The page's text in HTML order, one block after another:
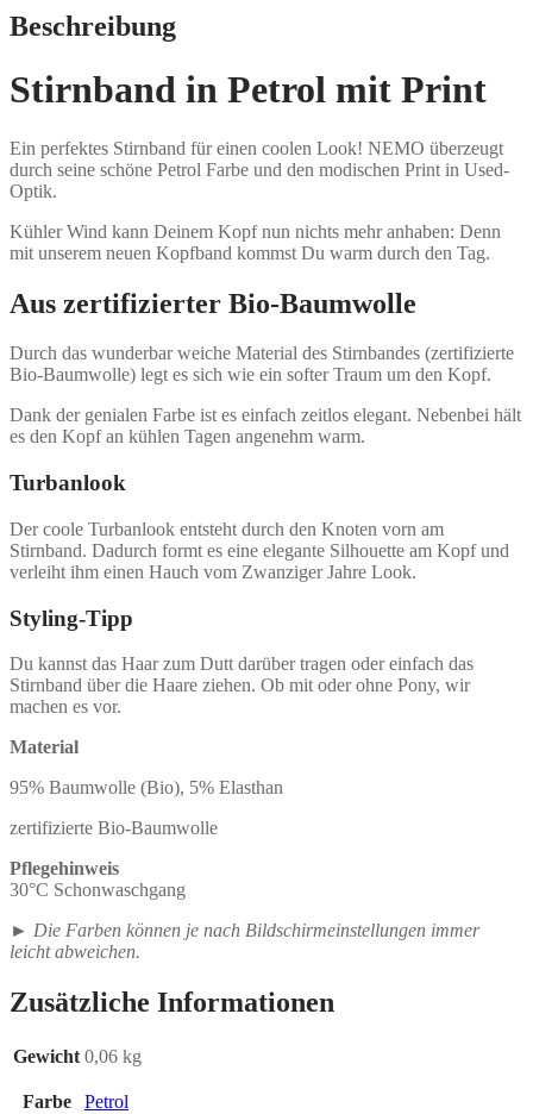
Beschreibung
Stirnband in Petrol mit Print
Ein perfektes Stirnband für einen coolen Look! NEMO überzeugt
durch seine schöne Petrol Farbe und den modischen Print in Used-
Optik.
Kühler Wind kann Deinem Kopf nun nichts mehr anhaben: Denn
mit unserem neuen Kopfband kommst Du warm durch den Tag.
Aus zertifizierter Bio-Baumwolle
Durch das wunderbar weiche Material des Stirnbandes (zertifizierte
Bio-Baumwolle) legt es sich wie ein softer Traum um den Kopf.
Dank der genialen Farbe ist es einfach zeitlos elegant. Nebenbei hält
es den Kopf an kühlen Tagen angenehm warm.
Turbanlook
Der coole Turbanlook entsteht durch den Knoten vorn am
Stirnband. Dadurch formt es eine elegante Silhouette am Kopf und
verleiht ihm einen Hauch vom Zwanziger Jahre Look.
Styling-Tipp
Du kannst das Haar zum Dutt darüber tragen oder einfach das
Stirnband über die Haare ziehen. Ob mit oder ohne Pony, wir
machen es vor.
Material
95% Baumwolle (Bio), 5% Elasthan
zertifizierte Bio-Baumwolle
Pflegehinweis
30°C Schonwaschgang
► Die Farben können je nach Bildschirmeinstellungen immer
leicht abweichen.
Zusätzliche Informationen
Gewicht 0,06 kg
Farbe Petrol